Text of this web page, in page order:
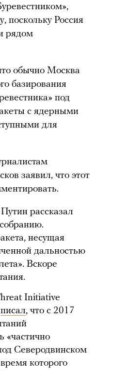
поскольку Россия
рядом
обычно Москва
базирования
под
с ядерными
для
заявил, что этот
рассказал
несущая
дальностью
Вскоре
Initiative
писал, что с 2017
«частично
Северодвинском
которого